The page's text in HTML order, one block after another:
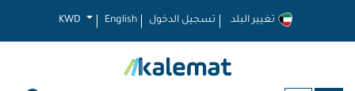
KWD English تسجيل الدخول